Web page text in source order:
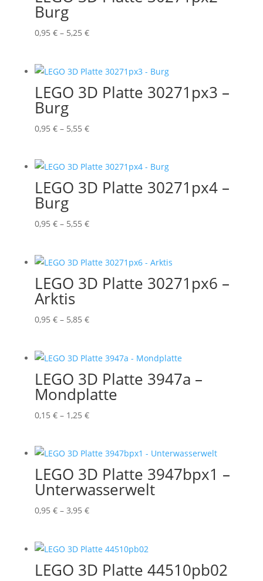
Burg
0,95 € – 5,25 €Preisspanne:
5,25 €
LEGO 3D Platte 30271px3 –
Burg
0,95 € – 5,55 €Preisspanne:
5,55 €
LEGO 3D Platte 30271px4 –
Burg
0,95 € – 5,55 €Preisspanne:
5,55 €
LEGO 3D Platte 30271px6 –
Arktis
0,95 € – 5,85 €Preisspanne:
5,85 €
LEGO 3D Platte 3947a –
Mondplatte
0,15 € – 1,25 €Preisspanne:
1,25 €
LEGO 3D Platte 3947bpx1 –
Unterwasserwelt
0,95 € – 3,95 €Preisspanne:
3,95 €
LEGO 3D Platte 44510pb02